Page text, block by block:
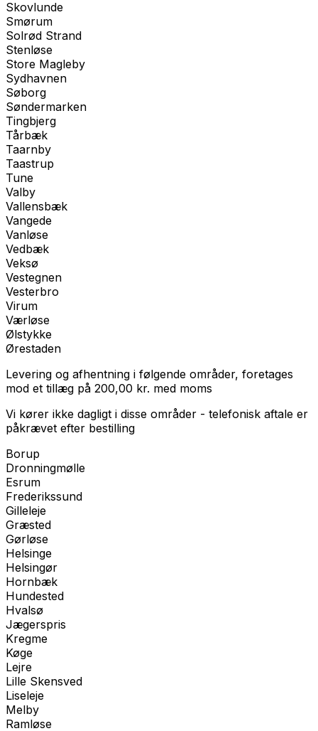
Skovlunde
Smørum
Solrød Strand
Stenløse
Store Magleby
Sydhavnen
Søborg
Søndermarken
Tingbjerg
Tårbæk
Taarnby
Taastrup
Tune
Valby
Vallensbæk
Vangede
Vanløse
Vedbæk
Veksø
Vestegnen
Vesterbro
Virum
Værløse
Ølstykke
Ørestaden
Levering og afhentning i følgende områder, foretages
mod et tillæg på 200,00 kr. med moms
Vi kører ikke dagligt i disse områder - telefonisk aftale er
påkrævet efter bestilling
Borup
Dronningmølle
Esrum
Frederikssund
Gilleleje
Græsted
Gørløse
Helsinge
Helsingør
Hornbæk
Hundested
Hvalsø
Jægerspris
Kregme
Køge
Lejre
Lille Skensved
Liseleje
Melby
Ramløse